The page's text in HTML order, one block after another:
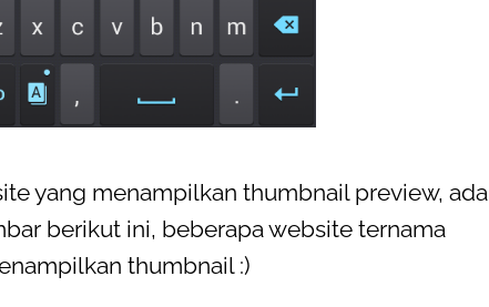
yang menampilkan thumbnail preview, ada
berikut ini, beberapa website ternama
thumbnail :)